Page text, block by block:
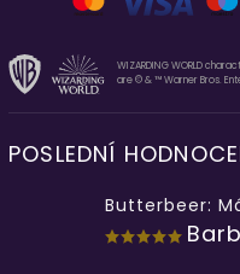
WIZARDING WORLD
are © & ™ Warner Bros.
POSLEDNÍ
Butterbeer: